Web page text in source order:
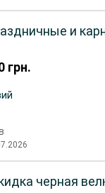
грн.
и
черная